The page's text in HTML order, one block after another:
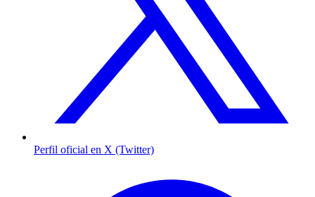
Perfil oficial en X (Twitter)